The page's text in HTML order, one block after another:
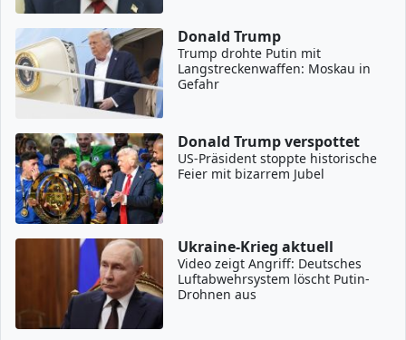
Donald Trump
Trump drohte Putin mit
Langstreckenwaffen: Moskau in
Gefahr
Donald Trump verspottet
US-Präsident stoppte historische
Feier mit bizarrem Jubel
Ukraine-Krieg aktuell
Video zeigt Angriff: Deutsches
Luftabwehrsystem löscht Putin-
Drohnen aus